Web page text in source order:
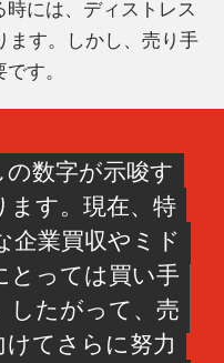
には、ディストレス
ます。しかし、売り手
す。
の数字が示唆す
ます。現在、特
企業買収やミド
とっては買い手
したがって、売
けてさらに努力